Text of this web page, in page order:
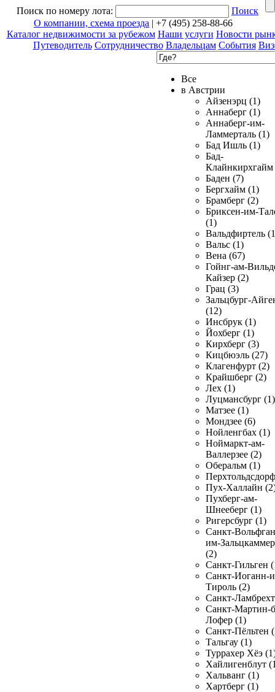
Поиск по номеру лота:
Поиск
О компании, схема проезда | +7 (495) 258-88-66
Каталог недвижимости за рубежом Наши услуги Новости
Путеводитель Сотрудничество Владельцам События
Все
в Австрии
Айзенэрц (1)
Аннаберг (1)
Аннаберг-им-
Ламмерталь (1)
Бад Ишль (1)
Бад-
Клайнкирхгайм
Баден (7)
Бергхайм (1)
Брамберг (2)
Бриксен-им-
(1)
Вальдфиртель
Вальс (1)
Вена (67)
Гойнг-ам-
Кайзер (2)
Грац (3)
Зальцбург-
(12)
Инсбрук (1)
Йохберг (1)
Кирхберг (3)
Кицбюэль (27)
Клагенфурт (2)
Крайшберг (2)
Лех (1)
Луцмансбург (1)
Матзее (1)
Мондзее (6)
Нойленгбах (1)
Ноймаркт-ам-
Валлерзее (2)
Оберальм (1)
Пух-Халлайн
Пухберг-ам-
Шнееберг (1)
Ригерсбург (1)
Санкт-
им-
(2)
Санкт-Гильген
Санкт-Иоганн-
Тироль (2)
Санкт-
Санкт-Мартин-
Лофер (1)
Санкт-Пёльтен
Тальгау (1)
Туррахер Хёэ
Хайлигенблут
Хальванг (1)
Хартберг (1)